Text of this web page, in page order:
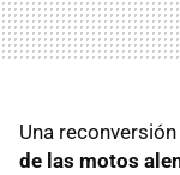
Una
de las motos